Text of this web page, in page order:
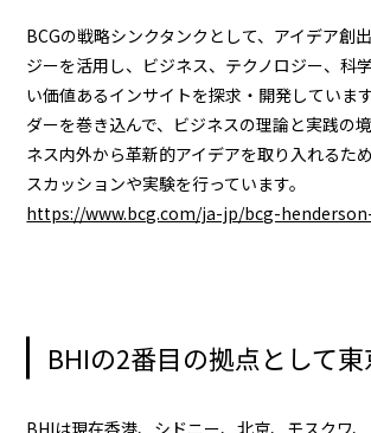
BCGの戦略シンクタンクとして、アイデア創
ジーを活用し、ビジネス、テクノロジー、科
い価値あるインサイトを探求・開発していま
ダーを巻き込んで、ビジネスの理論と実践の
ネス内外から革新的アイデアを取り入れるた
スカッションや実験を行っています。
https://www.bcg.com/ja-jp/bcg-
BHIの2番目の拠点として
BHIは現在香港、シドニー、北京、モスクワ